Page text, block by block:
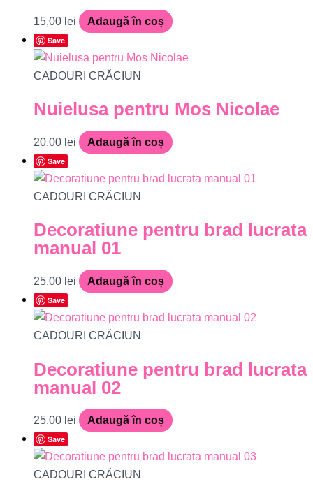
15,00 lei Adaugă în coș
Save
CADOURI CRĂCIUN
Nuielusa pentru Mos Nicolae
20,00 lei Adaugă în coș
Save
CADOURI CRĂCIUN
Decoratiune pentru brad lucrata
manual 01
25,00 lei Adaugă în coș
Save
CADOURI CRĂCIUN
Decoratiune pentru brad lucrata
manual 02
25,00 lei Adaugă în coș
Save
CADOURI CRĂCIUN